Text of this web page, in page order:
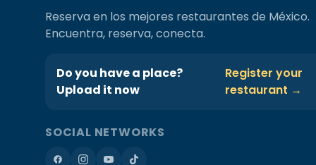
Reserva en los mejores restaurantes de México.
Encuentra, reserva, conecta.
Do you have a place?
Upload it now
Register your
restaurant →
SOCIAL NETWORKS